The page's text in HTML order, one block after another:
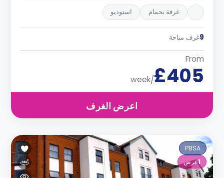
غرفة بحمام استوديو
9غرف متاحة
From
£405
/week
اعرض الغرف
PBSA
1عرض